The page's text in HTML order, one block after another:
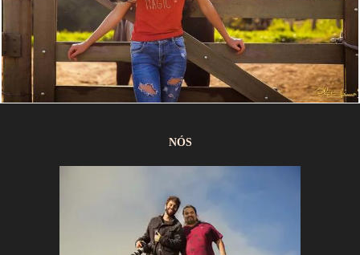
2528 31
NÓS